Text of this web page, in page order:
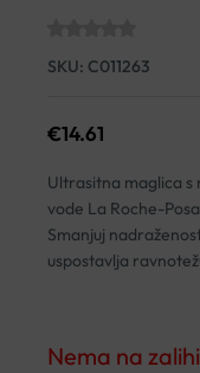
SKU: C011263
€14.61
Ultrasitna maglica
vode La Roche-
Smanjuj
uspostavlja
Nema na zalihi